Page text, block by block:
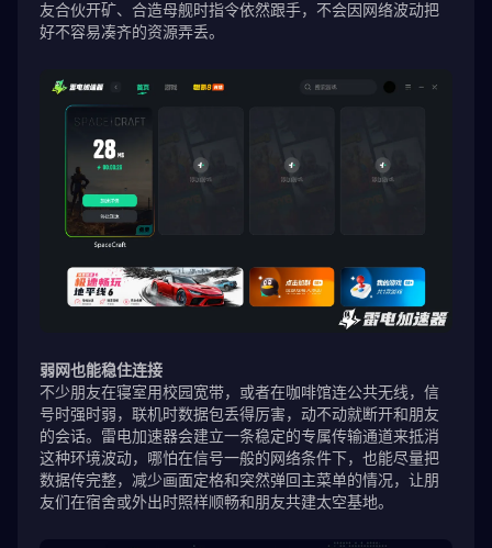
友合伙开矿、合造母舰时指令依然跟手，不会因网络波动把
好不容易凑齐的资源弄丢。
弱网也能稳住连接
不少朋友在寝室用校园宽带，或者在咖啡馆连公共无线，信
号时强时弱，联机时数据包丢得厉害，动不动就断开和朋友
的会话。雷电加速器会建立一条稳定的专属传输通道来抵消
这种环境波动，哪怕在信号一般的网络条件下，也能尽量把
数据传完整，减少画面定格和突然弹回主菜单的情况，让朋
友们在宿舍或外出时照样顺畅和朋友共建太空基地。